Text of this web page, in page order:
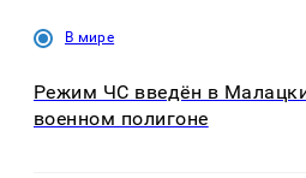
В мире
Режим ЧС введён в
военном полигоне